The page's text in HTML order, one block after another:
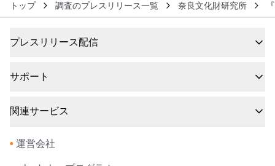
トップ 調査のプレスリリース一覧 奈良文化財研究所
プレスリリース配信
サポート
関連サービス
• 運営会社